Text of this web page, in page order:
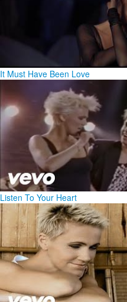
It Must Have Been Love
Listen To Your Heart